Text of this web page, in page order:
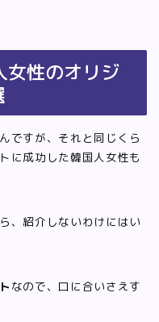
女性のオリジ
ですが、それと同じくら
に成功した韓国人女性も
、紹介しないわけにはい
なので、口に合いさえす